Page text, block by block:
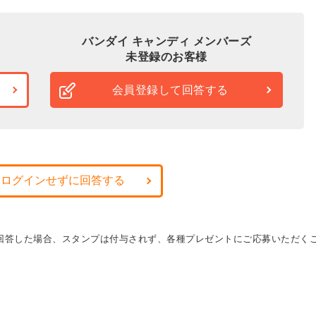
バンダイ キャンディ メンバーズ
未登録のお客様
会員登録して回答する
グインせずに回答する
した場合、スタンプは付与されず、各種プレゼントにご応募いただく